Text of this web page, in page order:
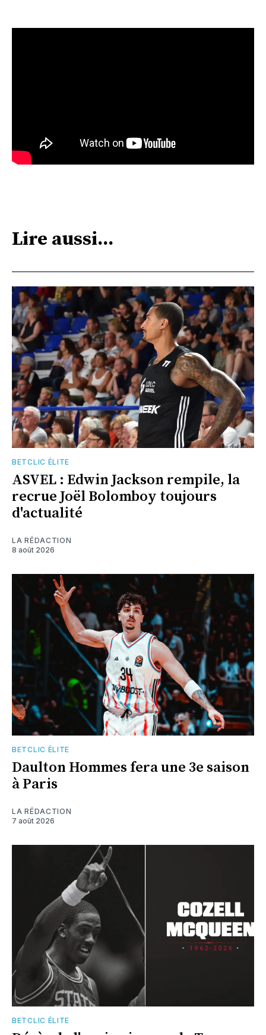
Lire aussi...
BETCLIC ÉLITE
ASVEL : Edwin Jackson rempile, la
recrue Joël Bolomboy toujours
d'actualité
LA RÉDACTION
8 août 2026
BETCLIC ÉLITE
Daulton Hommes fera une 3e saison
à Paris
LA RÉDACTION
7 août 2026
BETCLIC ÉLITE